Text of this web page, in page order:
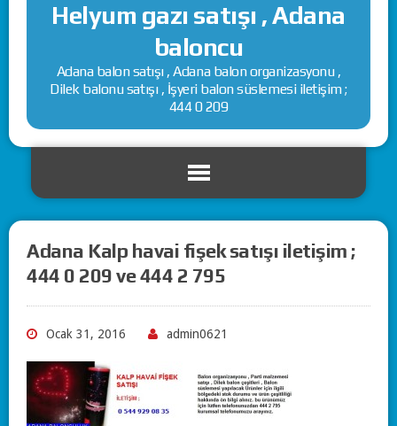
Helyum gazı satışı , Adana
baloncu
Adana balon satışı , Adana balon organizasyonu ,
Dilek balonu satışı , İşyeri balon süslemesi iletişim ;
444 0 209
Adana Kalp havai fişek satışı iletişim ;
444 0 209 ve 444 2 795
Ocak 31, 2016 admin0621